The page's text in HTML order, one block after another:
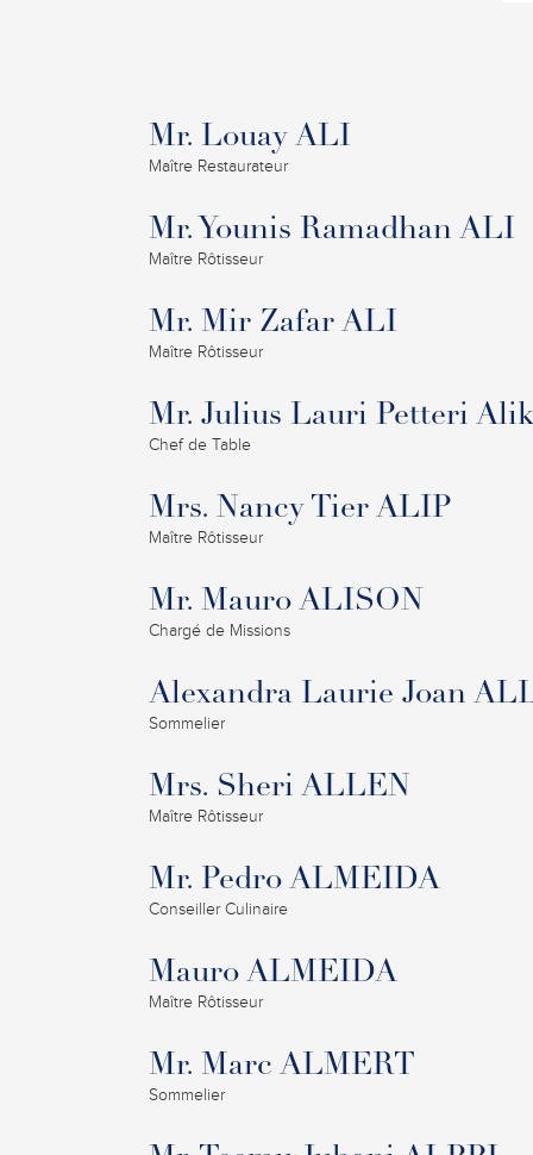
Mr. Louay ALI
Maître Restaurateur
Mr. Younis Ramadhan ALI
Maître Rôtisseur
Mr. Mir Zafar ALI
Maître Rôtisseur
Mr. Julius Lauri Petteri
Chef de Table
Mrs. Nancy Tier ALIP
Maître Rôtisseur
Mr. Mauro ALISON
Chargé de Missions
Alexandra Laurie Joan
Sommelier
Mrs. Sheri ALLEN
Maître Rôtisseur
Mr. Pedro ALMEIDA
Conseiller Culinaire
Mauro ALMEIDA
Maître Rôtisseur
Mr. Marc ALMERT
Sommelier